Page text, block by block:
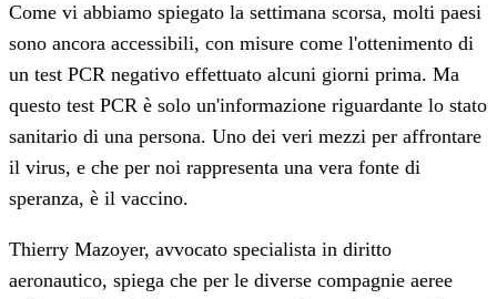
Come vi abbiamo spiegato la settimana scorsa, molti paesi
sono ancora accessibili, con misure come l'ottenimento di
un test PCR negativo effettuato alcuni giorni prima. Ma
questo test PCR è solo un'informazione riguardante lo stato
sanitario di una persona. Uno dei veri mezzi per affrontare
il virus, e che per noi rappresenta una vera fonte di
speranza, è il vaccino.
Thierry Mazoyer, avvocato specialista in diritto
aeronautico, spiega che per le diverse compagnie aeree